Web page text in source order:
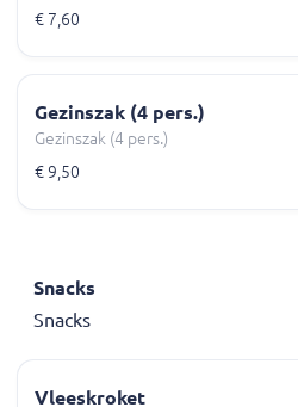
€ 7,60
Gezinszak (4 pers.)
Gezinszak (4 pers.)
€ 9,50
Snacks
Snacks
Vleeskroket